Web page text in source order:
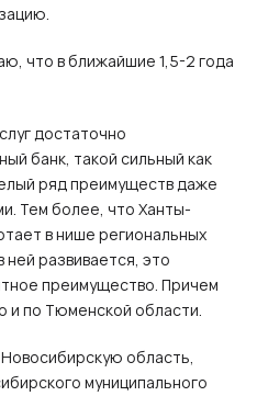
что в ближайшие 1,5-2 года
достаточно
банк, такой сильный как
ряд преимуществ даже
Тем более, что Ханты-
в нише региональных
ней развивается, это
преимущество. Причем
и по Тюменской области.
область,
муниципального